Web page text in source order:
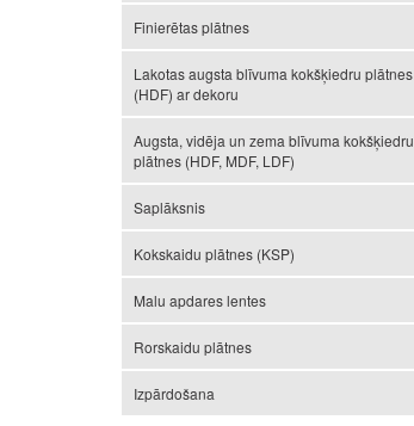
Finierētas plātnes
Lakotas augsta blīvuma kokšķiedru plātnes
(HDF) ar dekoru
Augsta, vidēja un zema blīvuma kokšķiedru
plātnes (HDF, MDF, LDF)
Saplāksnis
Kokskaidu plātnes (KSP)
Malu apdares lentes
Rorskaidu plātnes
Izpārdošana